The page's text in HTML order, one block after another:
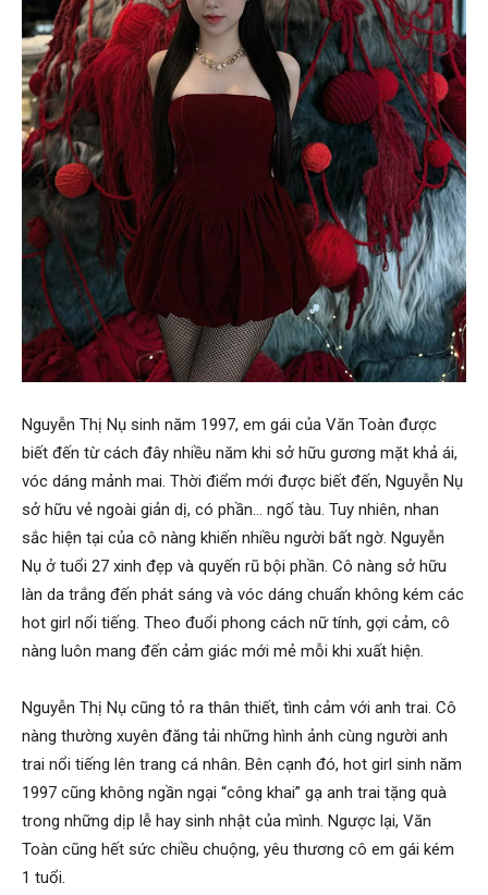
Nguyễn Thị Nụ sinh năm 1997, em gái của Văn Toàn được
biết đến từ cách đây nhiều năm khi sở hữu gương mặt khả ái,
vóc dáng mảnh mai. Thời điểm mới được biết đến, Nguyễn Nụ
sở hữu vẻ ngoài giản dị, có phần… ngố tàu. Tuy nhiên, nhan
sắc hiện tại của cô nàng khiến nhiều người bất ngờ. Nguyễn
Nụ ở tuổi 27 xinh đẹp và quyến rũ bội phần. Cô nàng sở hữu
làn da trắng đến phát sáng và vóc dáng chuẩn không kém các
hot girl nổi tiếng. Theo đuổi phong cách nữ tính, gợi cảm, cô
nàng luôn mang đến cảm giác mới mẻ mỗi khi xuất hiện.
Nguyễn Thị Nụ cũng tỏ ra thân thiết, tình cảm với anh trai. Cô
nàng thường xuyên đăng tải những hình ảnh cùng người anh
trai nổi tiếng lên trang cá nhân. Bên cạnh đó, hot girl sinh năm
1997 cũng không ngần ngại “công khai” gạ anh trai tặng quà
trong những dịp lễ hay sinh nhật của mình. Ngược lại, Văn
Toàn cũng hết sức chiều chuộng, yêu thương cô em gái kém
1 tuổi.